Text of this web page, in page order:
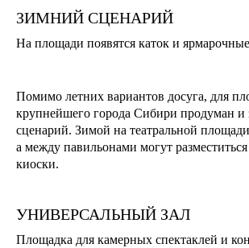
ЗИМНИЙ СЦЕНАРИЙ
На площади появятся каток и
Помимо летних вариантов досуга, для
крупнейшего города Сибири продуман и
сценарий. Зимой на театральной
а между павильонами могут
киоски.
УНИВЕРСАЛЬНЫЙ ЗАЛ
Площадка для камерных спектаклей и